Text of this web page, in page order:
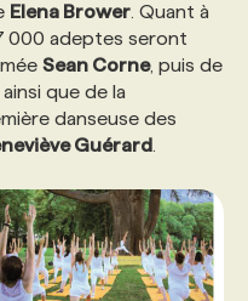
Elena Brower . Quant à
000 adeptes seront
Sean Corne, puis de
ainsi que de la
danseuse des
Guérard